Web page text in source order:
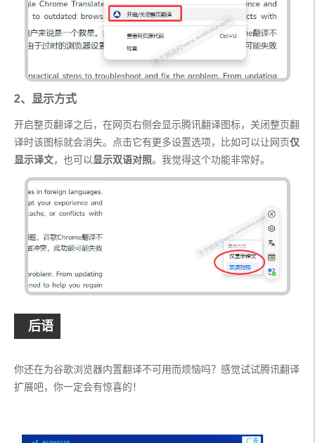
2、显示方式
开启整页翻译之后，在网页右侧会显示腾讯翻译图标，关闭整页翻
译时该图标就会消失。点击它有更多设置选项，比如可以让网页仅
显示译文，也可以 显示双语对照。我觉得这个功能非常好。
后语
你还在为谷歌浏览器内置翻译不可用而烦恼吗？感觉试试腾讯翻译
扩展吧，你一定会有惊喜的！